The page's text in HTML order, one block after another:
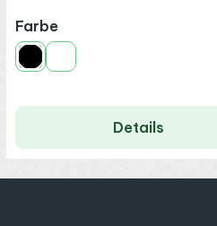
Farbeauswählen
Schwarz
Weiß
Details